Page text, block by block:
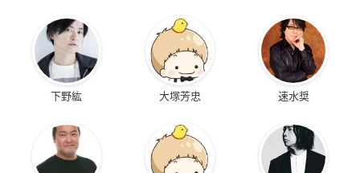
下野紘 大塚芳忠 速水奨